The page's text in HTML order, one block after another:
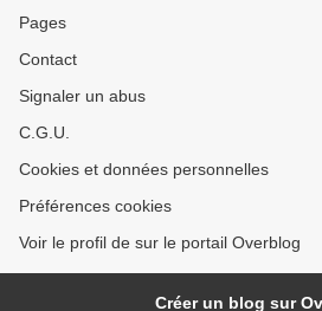
Pages
Contact
Signaler un abus
C.G.U.
Cookies et données personnelles
Préférences cookies
Voir le profil de sur le portail Overblog
Créer un blog sur